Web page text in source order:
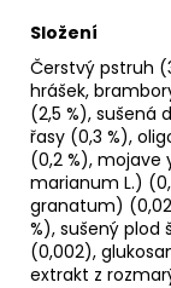
Složení
Čerstvý pstruh
hrášek,
(2,5 %), sušená
řasy (0,3 %),
(0,2 %), mojave
marianum L.)
granatum)
%), sušený plod
(0,002),
extrakt z